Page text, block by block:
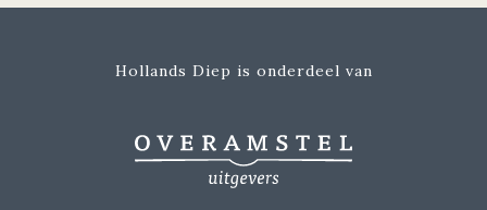
Hollands Diep is onderdeel van